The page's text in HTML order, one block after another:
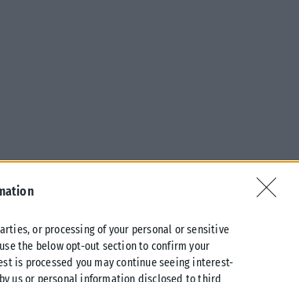
or processing of your personal or sensitive
the below opt-out section to confirm your
is processed you may continue seeing interest-
us or personal information disclosed to third
έδωσε σημεία